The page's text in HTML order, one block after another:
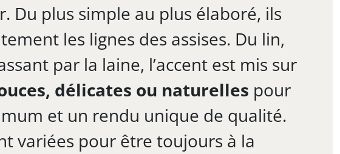
Du plus simple au plus élaboré, ils
les lignes des assises. Du lin,
par la laine, l’accent est mis sur
délicates ou naturelles pour
et un rendu unique de qualité.
variées pour être toujours à la